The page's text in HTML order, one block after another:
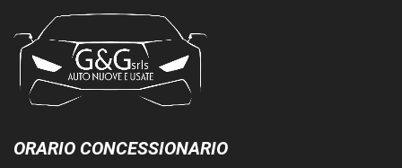
ORARIO CONCESSIONARIO